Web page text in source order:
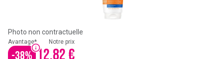
Photo non contractuelle
Avantage*
-38%
Notre prix